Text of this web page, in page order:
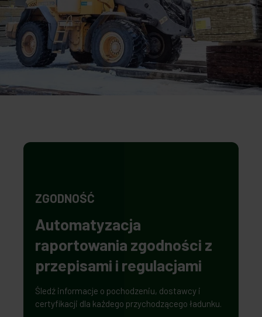
ZGODNOŚĆ
Automatyzacja
raportowania zgodności z
przepisami i regulacjami
Śledź informacje o pochodzeniu, dostawcy i
certyfikacji dla każdego przychodzącego ładunku.